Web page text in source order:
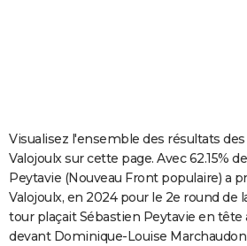
Carte de Noël
Carte Bonne année
Carte Saint-Valentin
Carte Pâques
Carte d'anniversaire
DICTIONNAIRE
Dictionnaire
Biographies
Citations
Expressions
Proverbes
PROGRAMME TV
COPAINS D'AVANT
Visualisez l'ensemble des résultats
Valojoulx sur cette page. Avec 62.15%
Peytavie (Nouveau Front populaire) a
Valojoulx, en 2024 pour le 2e round de
tour plaçait Sébastien Peytavie en tête
devant Dominique-Louise